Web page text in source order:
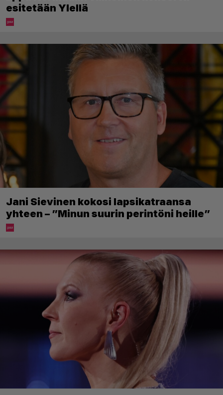
esitetään Ylellä
Jani Sievinen kokosi lapsikatraansa
yhteen – ”Minun suurin perintöni heille”